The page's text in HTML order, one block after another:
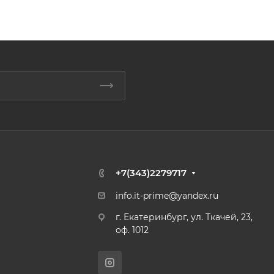
+7(343)2279717
info.it-prime@yandex.ru
г. Екатеринбург, ул. Ткачей, 23,
оф. 1012